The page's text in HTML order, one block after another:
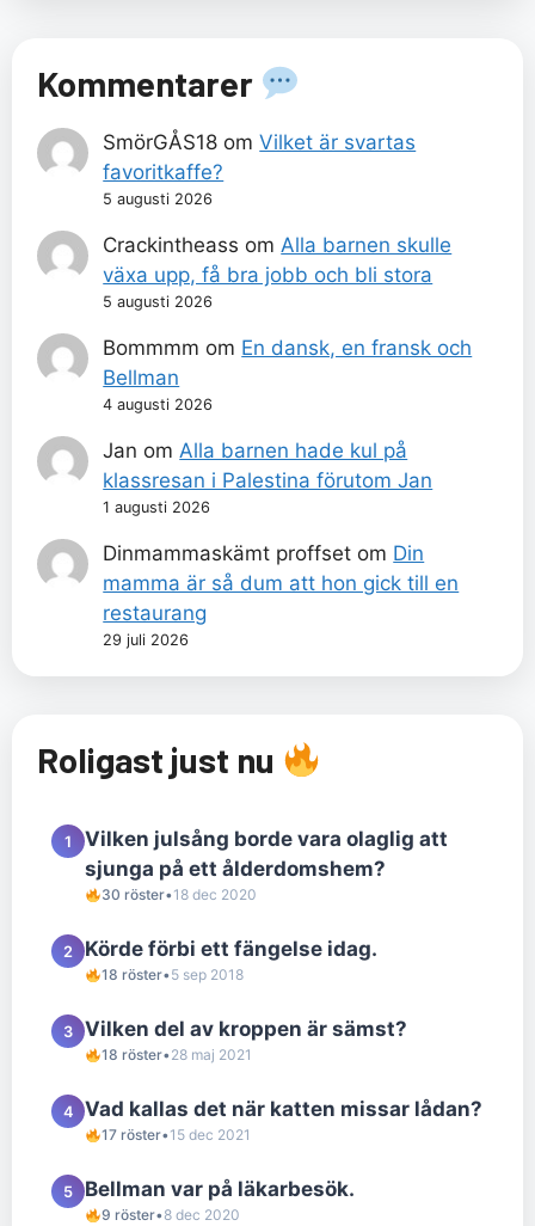
Kommentarer
SmörGÅS18 omVilket är svartas
favoritkaffe?
5 augusti 2026
Crackintheass om Alla barnen skulle
växa upp, få bra jobb och bli stora
5 augusti 2026
Bommmm om En dansk, en fransk och
Bellman
4 augusti 2026
Jan om Alla barnen hade kul på
klassresan i Palestina förutom Jan
1 augusti 2026
Dinmammaskämt proffset om Din
mamma är så dum att hon gick till en
restaurang
29 juli 2026
Roligast just nu
1
Vilken julsång borde vara olaglig att
sjunga på ett ålderdomshem?
30 röster•18 dec 2020
2 Körde förbi ett fängelse idag.
18 röster•5 sep 2018
3 Vilken del av kroppen är sämst?
18 röster•28 maj 2021
4 Vad kallas det när katten missar lådan?
17 röster•15 dec 2021
5 Bellman var på läkarbesök.
9 röster•8 dec 2020